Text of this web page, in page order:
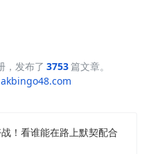
，发布了 3753篇文章。
！看谁能在路上默契配合